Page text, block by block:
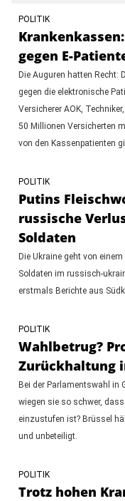
POLITIK
gegen E-
Die Auguren hatten Recht:
gegen die elektronische
Versicherer AOK,
50 Millionen Versicherten
von den Kassenpatienten
POLITIK
Putins
russische
Soldaten
Die Ukraine geht von
Soldaten im russisch-
erstmals Berichte aus
POLITIK
Wahlbetrug?
Zurückhaltung
Bei der Parlamentswahl in
wiegen sie so schwer,
einzustufen ist? Brüssel
und unbeteiligt.
POLITIK
Trotz hohen